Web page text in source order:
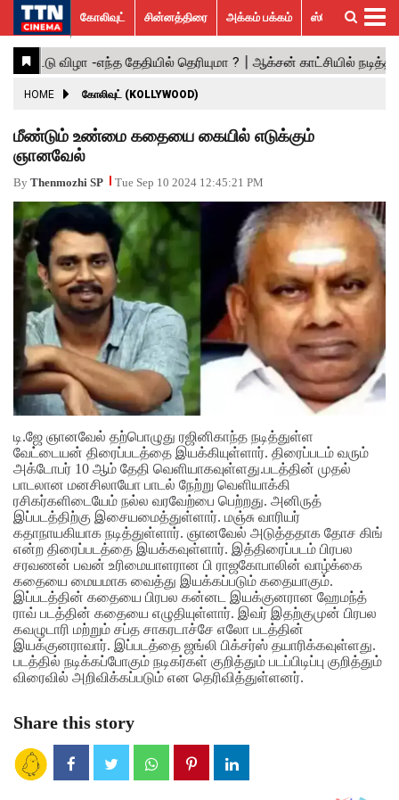
கோலிவுட்
சின்னத்திரை
பாலிவுட்
ஹாலிவுட்
அக்கம்
பக்கம்
ஸ்பெஷல்
ஸ்டோரீஸ்
விமர்சனம்
GALLERY
ACTRESS
ACTORS
MOVIESTILLS
EVENTS
VIDEOS
What’s
Hot
Trending
News
கோலிவுட் சின்னத்திரை அக்கம் பக்கம் ஸ்பெஷல் ஸ்டோரீஸ்
HOME கோலிவுட் (KOLLYWOOD)
மீண்டும் உண்மை கதையை கையில் எடுக்கும்
ஞானவேல்
By Thenmozhi SP Tue Sep 10 2024 12:45:21 PM
டி.ஜே ஞானவேல் தற்பொழுது ரஜினிகாந்த நடித்துள்ள
வேட்டையன் திரைப்படத்தை இயக்கியுள்ளார். திரைப்படம் வரும்
அக்டோபர் 10 ஆம் தேதி வெளியாகவுள்ளது.படத்தின் முதல்
பாடலான மனசிலாயோ பாடல் நேற்று வெளியாக்கி
ரசிகர்களிடையேம் நல்ல வரவேற்பை பெற்றது. அனிருத்
இப்படத்திற்கு இசையமைத்துள்ளார். மஞ்சு வாரியர்
கதாநாயகியாக நடித்துள்ளார். ஞானவேல் அடுத்ததாக தோச கிங்
என்ற திரைப்படத்தை இயக்கவுள்ளார். இத்திரைப்படம் பிரபல
சரவணன் பவன் உரிமையாளரான பி ராஜகோபாலின் வாழ்க்கை
கதையை மையமாக வைத்து இயக்கப்படும் கதையாகும்.
இப்படத்தின் கதையை பிரபல கன்னட இயக்குனரான ஹேமந்த்
ராவ் படத்தின் கதையை எழுதியுள்ளார். இவர் இதற்குமுன் பிரபல
கவழுடாரி மற்றும் சப்த சாகரடாச்சே எலோ படத்தின்
இயக்குனராவார். இப்படத்தை ஜங்லி பிக்சர்ஸ் தயாரிக்கவுள்ளது.
படத்தில் நடிக்கப்போகும் நடிகர்கள் குறித்தும் படப்பிடிப்பு குறித்தும்
விரைவில் அறிவிக்கப்படும் என தெரிவித்துள்ளனர்.
Share this story